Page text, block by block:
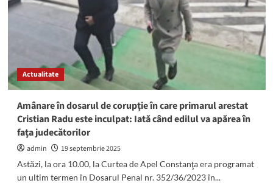
cătușe,
Constanța:
Decizie
DECISIVĂ
pentru
SUSPENDAT
al
Mangaliei
Actualitate
Amânare în dosarul de corupţie în care primarul arestat
Cristian Radu este inculpat: Iată când edilul va apărea în
faţa judecătorilor
admin
19 septembrie 2025
Astăzi, la ora 10.00, la Curtea de Apel Constanţa era programat
un ultim termen în Dosarul Penal nr. 352/36/2023 în...